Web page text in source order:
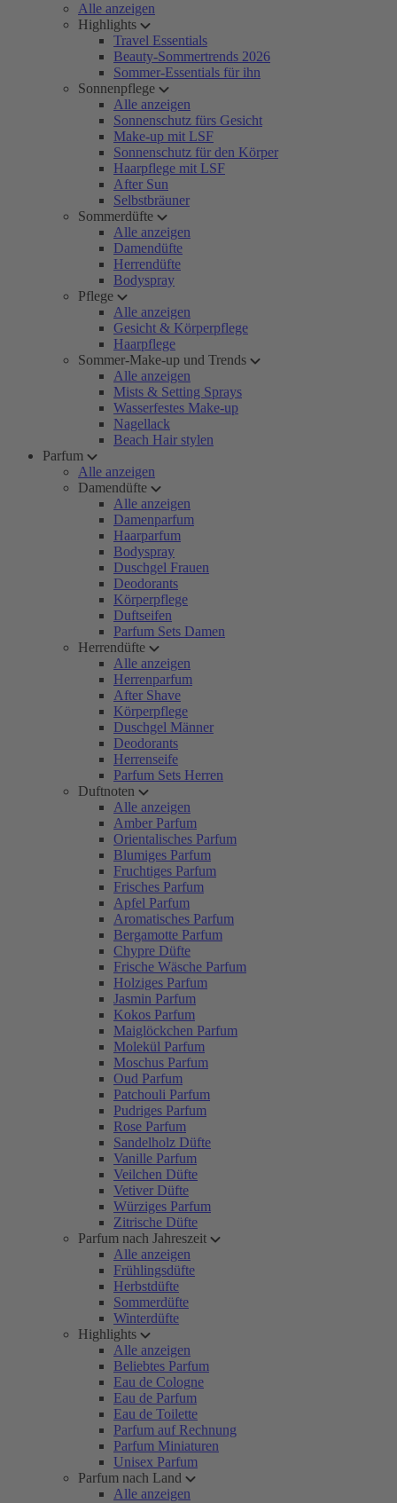
Alle anzeigen
Highlights
Travel Essentials
Beauty-Sommertrends 2026
Sommer-Essentials für ihn
Sonnenpflege
Alle anzeigen
Sonnenschutz fürs Gesicht
Make-up mit LSF
Sonnenschutz für den Körper
Haarpflege mit LSF
After Sun
Selbstbräuner
Sommerdüfte
Alle anzeigen
Damendüfte
Herrendüfte
Bodyspray
Pflege
Alle anzeigen
Gesicht & Körperpflege
Haarpflege
Sommer-Make-up und Trends
Alle anzeigen
Mists & Setting Sprays
Wasserfestes Make-up
Nagellack
Beach Hair stylen
Parfum
Alle anzeigen
Damendüfte
Alle anzeigen
Damenparfum
Haarparfum
Bodyspray
Duschgel Frauen
Deodorants
Körperpflege
Duftseifen
Parfum Sets Damen
Herrendüfte
Alle anzeigen
Herrenparfum
After Shave
Körperpflege
Duschgel Männer
Deodorants
Herrenseife
Parfum Sets Herren
Duftnoten
Alle anzeigen
Amber Parfum
Orientalisches Parfum
Blumiges Parfum
Fruchtiges Parfum
Frisches Parfum
Apfel Parfum
Aromatisches Parfum
Bergamotte Parfum
Chypre Düfte
Frische Wäsche Parfum
Holziges Parfum
Jasmin Parfum
Kokos Parfum
Maiglöckchen Parfum
Molekül Parfum
Moschus Parfum
Oud Parfum
Patchouli Parfum
Pudriges Parfum
Rose Parfum
Sandelholz Düfte
Vanille Parfum
Veilchen Düfte
Vetiver Düfte
Würziges Parfum
Zitrische Düfte
Parfum nach Jahreszeit
Alle anzeigen
Frühlingsdüfte
Herbstdüfte
Sommerdüfte
Winterdüfte
Highlights
Alle anzeigen
Beliebtes Parfum
Eau de Cologne
Eau de Parfum
Eau de Toilette
Parfum auf Rechnung
Parfum Miniaturen
Unisex Parfum
Parfum nach Land
Alle anzeigen